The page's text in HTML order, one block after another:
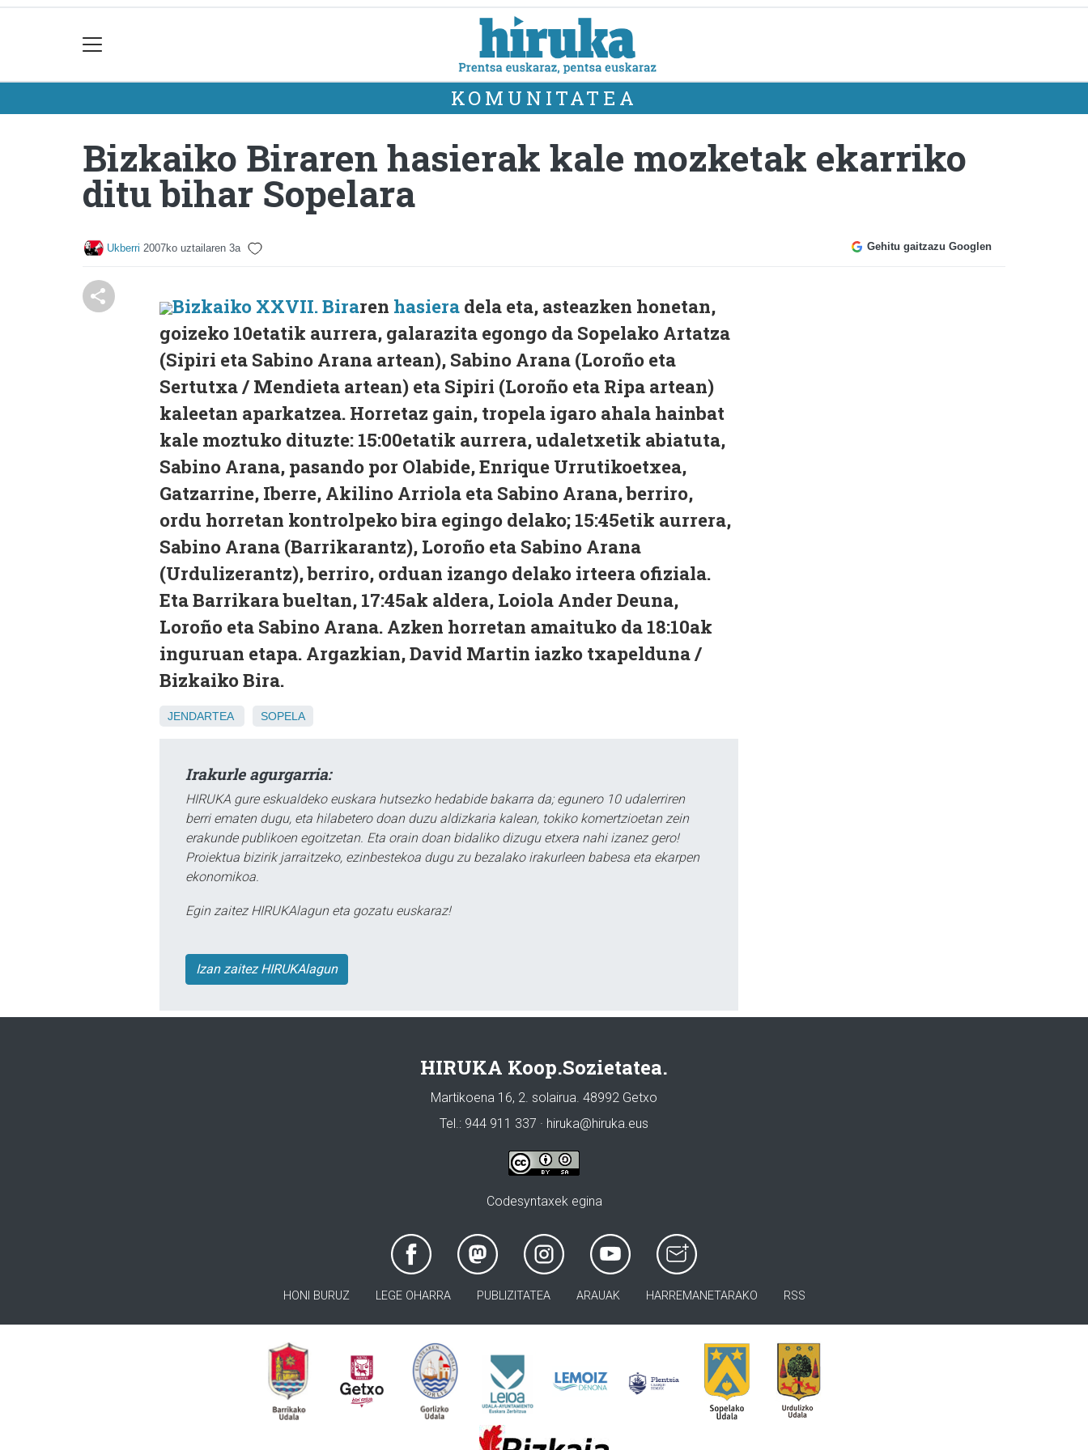
KOMUNITATEA
Bizkaiko Biraren hasierak kale mozketak ekarriko
ditu bihar Sopelara
Ukberri 2007ko uztailaren 3a Gehitu gaitzazu Googlen
Bizkaiko XXVII. Biraren hasiera dela eta, asteazken honetan,
goizeko 10etatik aurrera, galarazita egongo da Sopelako Artatza
(Sipiri eta Sabino Arana artean), Sabino Arana (Loroño eta
Sertutxa / Mendieta artean) eta Sipiri (Loroño eta Ripa artean)
kaleetan aparkatzea. Horretaz gain, tropela igaro ahala hainbat
kale moztuko dituzte: 15:00etatik aurrera, udaletxetik abiatuta,
Sabino Arana, pasando por Olabide, Enrique Urrutikoetxea,
Gatzarrine, Iberre, Akilino Arriola eta Sabino Arana, berriro,
ordu horretan kontrolpeko bira egingo delako; 15:45etik aurrera,
Sabino Arana (Barrikarantz), Loroño eta Sabino Arana
(Urdulizerantz), berriro, orduan izango delako irteera ofiziala.
Eta Barrikara bueltan, 17:45ak aldera, Loiola Ander Deuna,
Loroño eta Sabino Arana. Azken horretan amaituko da 18:10ak
inguruan etapa. Argazkian, David Martin iazko txapelduna /
Bizkaiko Bira.
JENDARTEA SOPELA
Irakurle agurgarria:
HIRUKA gure eskualdeko euskara hutsezko hedabide bakarra da; egunero 10 udalerriren
berri ematen dugu, eta hilabetero doan duzu aldizkaria kalean, tokiko komertzioetan zein
erakunde publikoen egoitzetan. Eta orain doan bidaliko dizugu etxera nahi izanez gero!
Proiektua bizirik jarraitzeko, ezinbestekoa dugu zu bezalako irakurleen babesa eta ekarpen
ekonomikoa.
Egin zaitez HIRUKAlagun eta gozatu euskaraz!
Izan zaitez HIRUKAlagun
HIRUKA Koop.Sozietatea.
Martikoena 16, 2. solairua. 48992 Getxo
Tel.: 944 911 337 · hiruka@hiruka.eus
Codesyntaxek egina
HONI BURUZ LEGE OHARRA PUBLIZITATEA ARAUAK HARREMANETARAKO RSS